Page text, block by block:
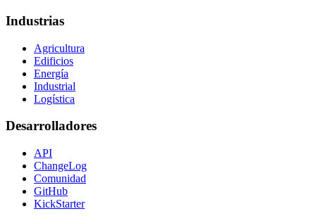
Industrias
Agricultura
Edificios
Energía
Industrial
Logística
Desarrolladores
API
ChangeLog
Comunidad
GitHub
KickStarter